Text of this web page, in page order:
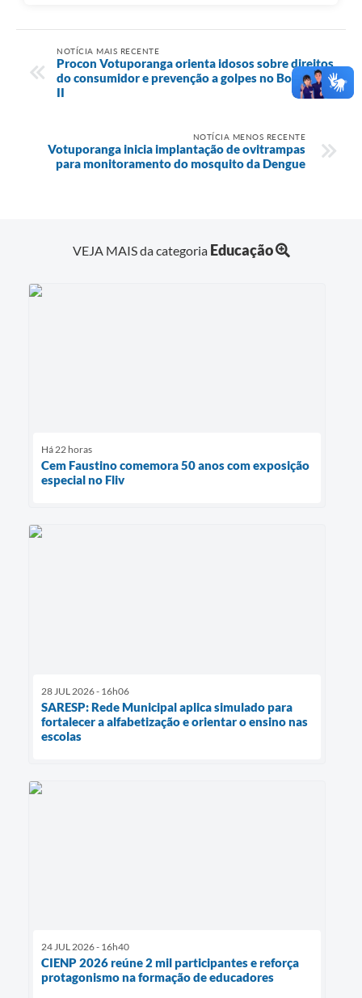
NOTÍCIA MAIS RECENTE
Procon Votuporanga orienta idosos sobre direitos
do consumidor e prevenção a golpes no Boa Vista
II
NOTÍCIA MENOS RECENTE
Votuporanga inicia implantação de ovitrampas
para monitoramento do mosquito da Dengue
VEJA MAIS da categoria Educação
Há 22 horas
Cem Faustino comemora 50 anos com exposição
especial no Fliv
28 JUL 2026 - 16h06
SARESP: Rede Municipal aplica simulado para
fortalecer a alfabetização e orientar o ensino nas
escolas
24 JUL 2026 - 16h40
CIENP 2026 reúne 2 mil participantes e reforça
protagonismo na formação de educadores